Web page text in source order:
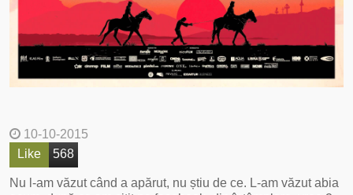
10-10-2015
Like
568
Nu l-am văzut când a apărut, nu știu de ce. L-am văzut abia